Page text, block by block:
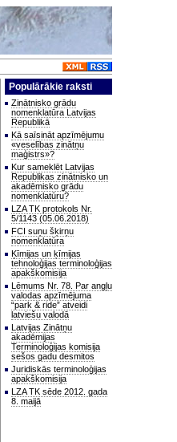
Populārākie raksti
Zinātnisko grādu
nomenklatūra Latvijas
Republikā
Kā saīsināt apzīmējumu
«veselības zinātņu
maģistrs»?
Kur sameklēt Latvijas
Republikas zinātnisko un
akadēmisko grādu
nomenklatūru?
LZA TK protokols Nr.
5/1143 (05.06.2018)
FCI suņu šķirņu
nomenklatūra
Ķīmijas un ķīmijas
tehnoloģijas terminoloģijas
apakškomisija
Lēmums Nr. 78. Par angļu
valodas apzīmējuma
“park & ride” atveidi
latviešu valodā
Latvijas Zinātņu
akadēmijas
Terminoloģijas komisija
sešos gadu desmitos
Juridiskās terminoloģijas
apakškomisija
LZA TK sēde 2012. gada
8. maijā